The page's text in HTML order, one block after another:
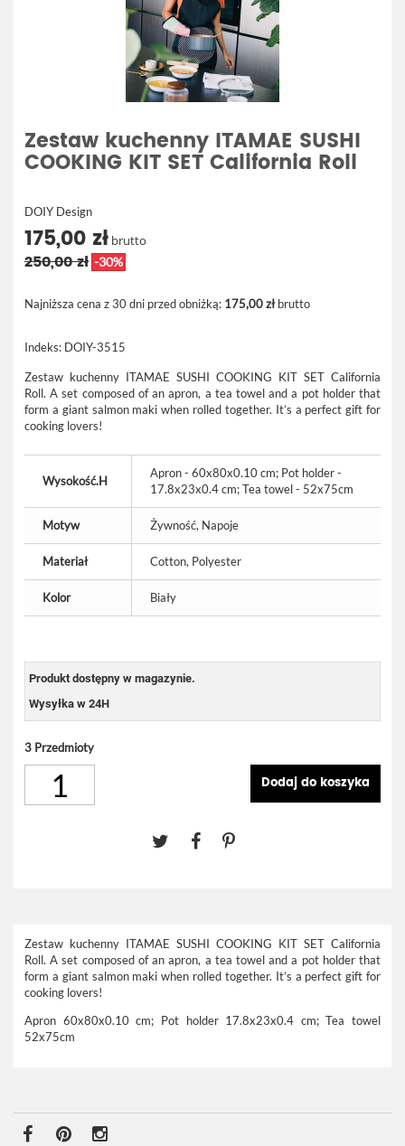
Zestaw kuchenny ITAMAE SUSHI
COOKING KIT SET California Roll
DOIY Design
175,00 zł brutto
250,00 zł -30%
Najniższa cena z 30 dni przed obniżką: 175,00 złbrutto
Indeks: DOIY-3515
Zestaw kuchenny ITAMAE SUSHI COOKING KIT SET California
Roll.A set composed of an apron, a tea towel and a pot holder that
form a giant salmon maki when rolled together. It’s a perfect gift for
cooking lovers!
Wysokość.H
Apron - 60x80x0.10 cm; Pot holder -
17.8x23x0.4 cm; Tea towel - 52x75cm
Motyw Żywność, Napoje
Materiał Cotton, Polyester
Kolor Biały
Produkt dostępny w magazynie.
Wysyłka w 24H
3 Przedmioty
Dodaj do koszyka
Zestaw kuchenny ITAMAE SUSHI COOKING KIT SET California
Roll.A set composed of an apron, a tea towel and a pot holder that
form a giant salmon maki when rolled together. It’s a perfect gift for
cooking lovers!
Apron 60x80x0.10 cm; Pot holder 17.8x23x0.4 cm; Tea towel
52x75cm